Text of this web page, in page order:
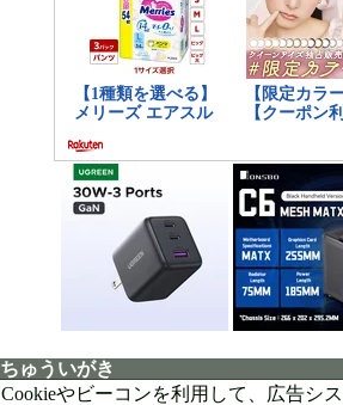
ちゅういがき
Cookieやビーコンを利用して、広告シ